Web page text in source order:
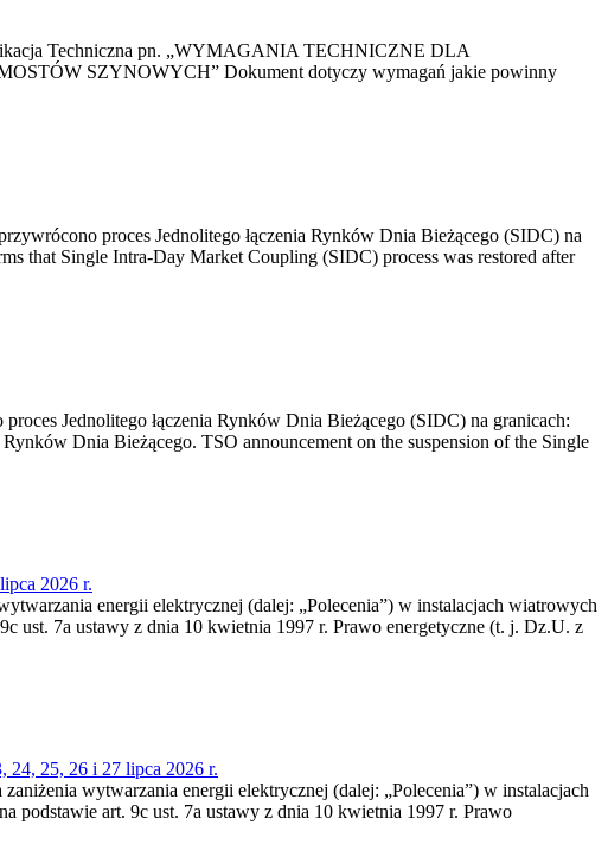
Techniczna pn. „WYMAGANIA TECHNICZNE DLA
SZYNOWYCH” Dokument dotyczy wymagań jakie powinny
proces Jednolitego łączenia Rynków Dnia Bieżącego (SIDC) na
that Single Intra-Day Market Coupling (SIDC) process was restored after
Jednolitego łączenia Rynków Dnia Bieżącego (SIDC) na granicach:
Dnia Bieżącego. TSO announcement on the suspension of the Single
2026 r.
energii elektrycznej (dalej: „Polecenia”) w instalacjach wiatrowych
ust. 7a ustawy z dnia 10 kwietnia 1997 r. Prawo energetyczne (t. j. Dz.U. z
24, 25, 26 i 27 lipca 2026 r.
wytwarzania energii elektrycznej (dalej: „Polecenia”) w instalacjach
podstawie art. 9c ust. 7a ustawy z dnia 10 kwietnia 1997 r. Prawo